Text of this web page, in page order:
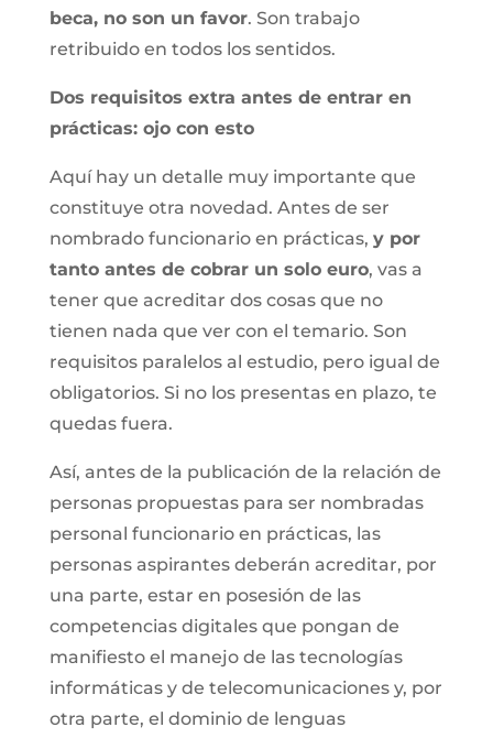
beca, no son un favor. Son trabajo
retribuido en todos los sentidos.
Dos requisitos extra antes de entrar en
prácticas: ojo con esto
Aquí hay un detalle muy importante que
constituye otra novedad. Antes de ser
nombrado funcionario en prácticas, y por
tanto antes de cobrar un solo euro, vas a
tener que acreditar dos cosas que no
tienen nada que ver con el temario. Son
requisitos paralelos al estudio, pero igual de
obligatorios. Si no los presentas en plazo, te
quedas fuera.
Así, antes de la publicación de la relación de
personas propuestas para ser nombradas
personal funcionario en prácticas, las
personas aspirantes deberán acreditar, por
una parte, estar en posesión de las
competencias digitales que pongan de
manifiesto el manejo de las tecnologías
informáticas y de telecomunicaciones y, por
otra parte, el dominio de lenguas